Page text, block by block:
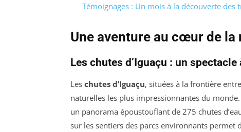
Témoignages : Un mois à la découverte des
Une aventure au cœur de la
Les chutes d’Iguaçu : un
Les chutes d’Iguaçu, situées à la frontière
naturelles les plus impressionnantes du
un panorama époustouflant de 275 chutes
sur les sentiers des parcs environnants permet